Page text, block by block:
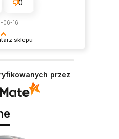
sklepu
0
06-16
przez